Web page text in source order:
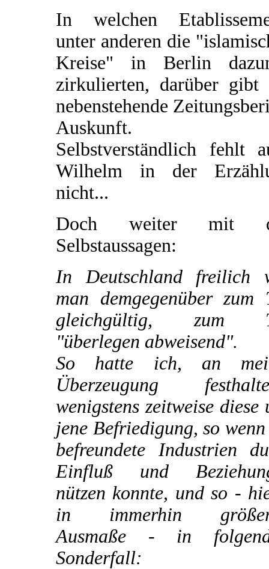
In welchen
unter anderen die
Kreise" in Berlin
zirkulierten, darüber gibt
nebenstehende
Auskunft.
Selbstverständlich fehlt
Wilhelm in der
nicht...
Doch weiter mit
Selbstaussagen:
In Deutschland freilich
man demgegenüber zum
gleichgültig, zum
"überlegen abweisend".
So hatte ich, an
Überzeugung
wenigstens zeitweise diese
jene Befriedigung, so
befreundete Industrien
Einfluß und
nützen konnte, und so -
in immerhin
Ausmaße - in
Sonderfall: